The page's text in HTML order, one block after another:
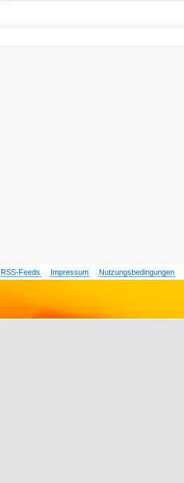
RSS-Feeds Impressum Nutzungsbedingungen